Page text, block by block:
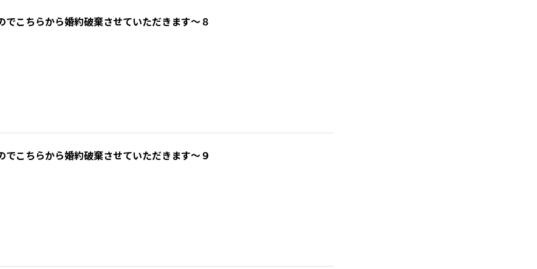
こちらから婚約破棄させていただきます～８
こちらから婚約破棄させていただきます～９